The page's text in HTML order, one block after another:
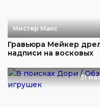
Мистер Макс
Гравьюра Мейкер
надписи на восковых
31